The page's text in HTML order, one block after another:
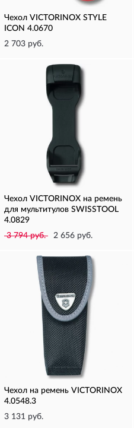
Чехол VICTORINOX STYLE
ICON 4.0670
2 703 руб.
Чехол VICTORINOX на ремень
для мультитулов SWISSTOOL
4.0829
3 794 руб.
2 656 руб.
Чехол на ремень VICTORINOX
4.0548.3
3 131 руб.